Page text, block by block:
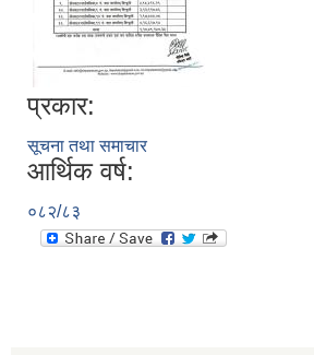
प्रकार:
सूचना तथा समाचार
आर्थिक वर्ष:
०८२/८३